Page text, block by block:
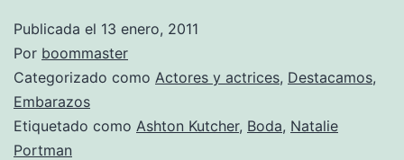
Publicada el 13 enero, 2011
Por boommaster
Categorizado como Actores y actrices, Destacamos,
Embarazos
Etiquetado como Ashton Kutcher, Boda, Natalie
Portman